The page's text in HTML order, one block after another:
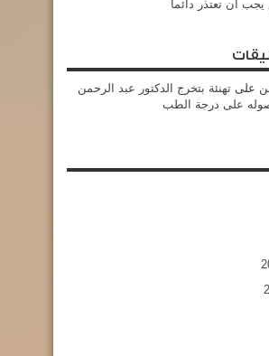
يجب أن تعتذر دائما
على تهنئة بتخرج الدكتور عبد الرحمن
على درجة الطب